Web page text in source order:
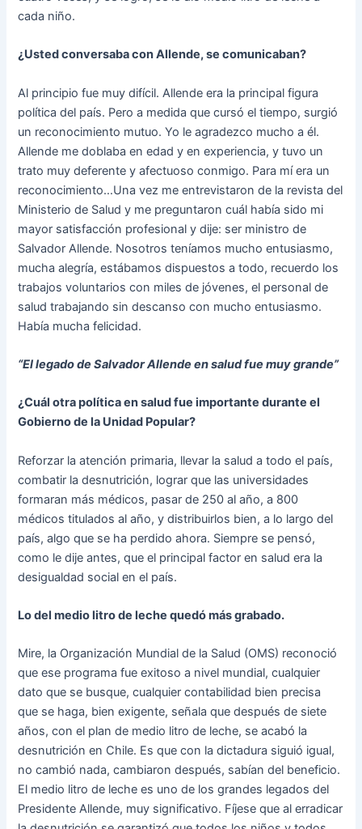
cada niño.
¿Usted conversaba con Allende, se comunicaban?
Al principio fue muy difícil. Allende era la principal figura
política del país. Pero a medida que cursó el tiempo, surgió
un reconocimiento mutuo. Yo le agradezco mucho a él.
Allende me doblaba en edad y en experiencia, y tuvo un
trato muy deferente y afectuoso conmigo. Para mí era un
reconocimiento…Una vez me entrevistaron de la revista del
Ministerio de Salud y me preguntaron cuál había sido mi
mayor satisfacción profesional y dije: ser ministro de
Salvador Allende. Nosotros teníamos mucho entusiasmo,
mucha alegría, estábamos dispuestos a todo, recuerdo los
trabajos voluntarios con miles de jóvenes, el personal de
salud trabajando sin descanso con mucho entusiasmo.
Había mucha felicidad.
“El legado de Salvador Allende en salud fue muy grande”
¿Cuál otra política en salud fue importante durante el
Gobierno de la Unidad Popular?
Reforzar la atención primaria, llevar la salud a todo el país,
combatir la desnutrición, lograr que las universidades
formaran más médicos, pasar de 250 al año, a 800
médicos titulados al año, y distribuirlos bien, a lo largo del
país, algo que se ha perdido ahora. Siempre se pensó,
como le dije antes, que el principal factor en salud era la
desigualdad social en el país.
Lo del medio litro de leche quedó más grabado.
Mire, la Organización Mundial de la Salud (OMS) reconoció
que ese programa fue exitoso a nivel mundial, cualquier
dato que se busque, cualquier contabilidad bien precisa
que se haga, bien exigente, señala que después de siete
años, con el plan de medio litro de leche, se acabó la
desnutrición en Chile. Es que con la dictadura siguió igual,
no cambió nada, cambiaron después, sabían del beneficio.
El medio litro de leche es uno de los grandes legados del
Presidente Allende, muy significativo. Fíjese que al erradicar